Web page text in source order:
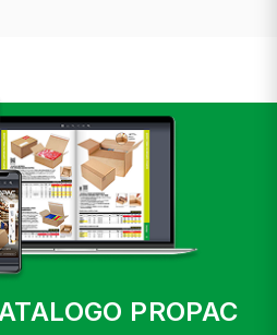
PROPAC